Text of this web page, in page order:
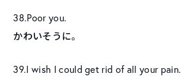
38.Poor you.
かわいそうに。
39.I wish I could get rid of all your pain.